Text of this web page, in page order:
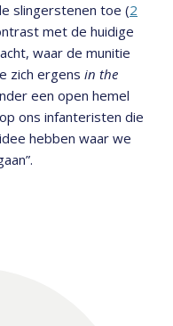
slingerstenen toe (2
met de huidige
waar de munitie
zich ergens in the
een open hemel
ons infanteristen die
hebben waar we